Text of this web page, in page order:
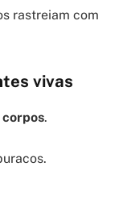
rastreiam com
vivas
.